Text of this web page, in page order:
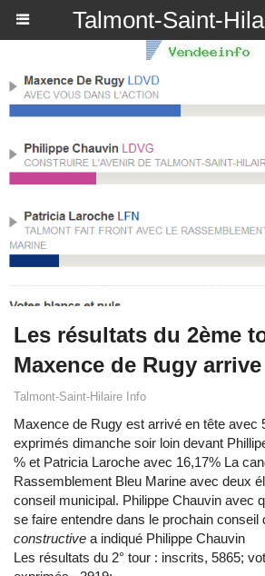
Talmont-Saint-
Les résultats du 2ème
Maxence de Rugy
Talmont-Saint-Hilaire Info
Maxence de Rugy est arrivé en tête avec
exprimés dimanche soir loin devant
% et Patricia Laroche avec 16,17% La
Rassemblement Bleu Marine avec deux
conseil municipal. Philippe Chauvin avec
se faire entendre dans le prochain conseil
constructive a indiqué Philippe Chauvin
Les résultats du 2° tour : inscrits, 5865;